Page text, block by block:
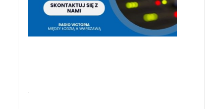
.